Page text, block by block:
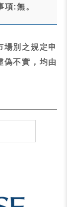
項:無。
場別之規定申
偽不實，均由